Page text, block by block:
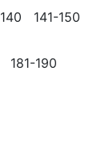
141-150
181-190